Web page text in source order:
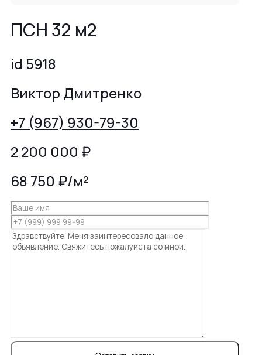
ПСН 32 м2
id 5918
Виктор Дмитренко
+7 (967) 930-79-30
2 200 000 ₽
68 750 ₽/м²